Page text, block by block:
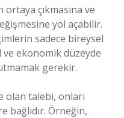
ortaya çıkmasına ve
yol açabilir.
sadece bireysel
ve ekonomik düzeyde
gerekir.
talebi, onları
Örneğin,